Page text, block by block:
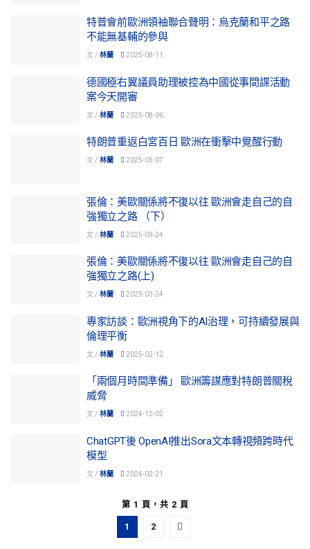
特普會前歐洲領袖聯合聲明：烏克蘭和平之路
不能無基輔的參與
文 / 林蘭 2025-08-11
德國極右翼議員助理被控為中國從事間諜活動
案今天開審
文 / 林蘭 2025-08-06
特朗普重返白宮百日 歐洲在衝擊中覺醒行動
文 / 林蘭 2025-05-07
張倫：美歐關係將不復以往 歐洲會走自己的自
強獨立之路 （下）
文 / 林蘭 2025-03-24
張倫：美歐關係將不復以往 歐洲會走自己的自
強獨立之路(上)
文 / 林蘭 2025-03-24
專家訪談：歐洲視角下的AI治理，可持續發展與
倫理平衡
文 / 林蘭 2025-02-12
「兩個月時間準備」 歐洲籌謀應對特朗普關稅
威脅
文 / 林蘭 2024-12-02
ChatGPT後 OpenAI推出Sora文本轉視頻跨時代
模型
文 / 林蘭 2024-02-21
第 1 頁，共 2 頁
1 2